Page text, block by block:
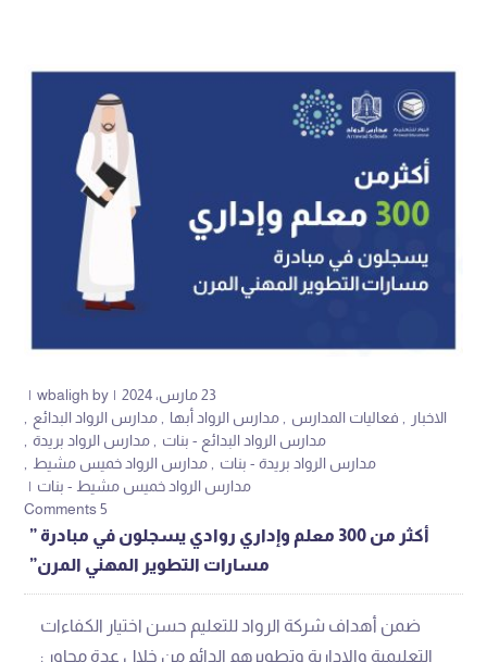
23 مارس، 2024 by
wbaligh
الاخبار
فعاليات المدارس مدارس الرواد أبها
مدارس الرواد البدائع
مدارس الرواد البدائع - بنات
مدارس الرواد بريدة
مدارس الرواد بريدة - بنات
مدارس الرواد خميس مشيط
مدارس الرواد خميس مشيط - بنات
5 Comments
أكثر من 300 معلم وإداري روادي يسجلون في مبادرة ”
مسارات التطوير المهني المرن”
ضمن أهداف شركة الرواد للتعليم حسن اختيار الكفاءات
التعليمية والإدارية وتطويرهم الدائم من خلال عدة محاور :